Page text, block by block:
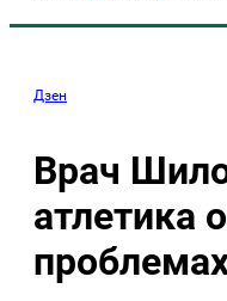
Дзен
Врач
атлетика